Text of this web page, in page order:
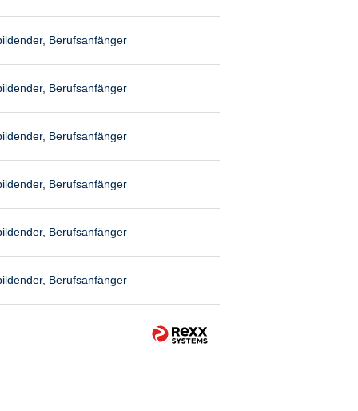
Berufsanfänger
Berufsanfänger
Berufsanfänger
Berufsanfänger
Berufsanfänger
Berufsanfänger